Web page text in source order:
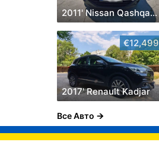
2011' Nissan Qashqai+2
€12,499
2017' Renault Kadjar
Все Авто